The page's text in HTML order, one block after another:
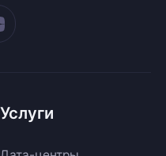
Услуги